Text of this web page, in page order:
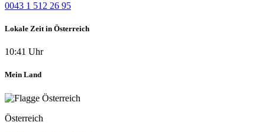
0043 1 512 26 95
Lokale Zeit in Österreich
10:41 Uhr
Mein Land
Österreich